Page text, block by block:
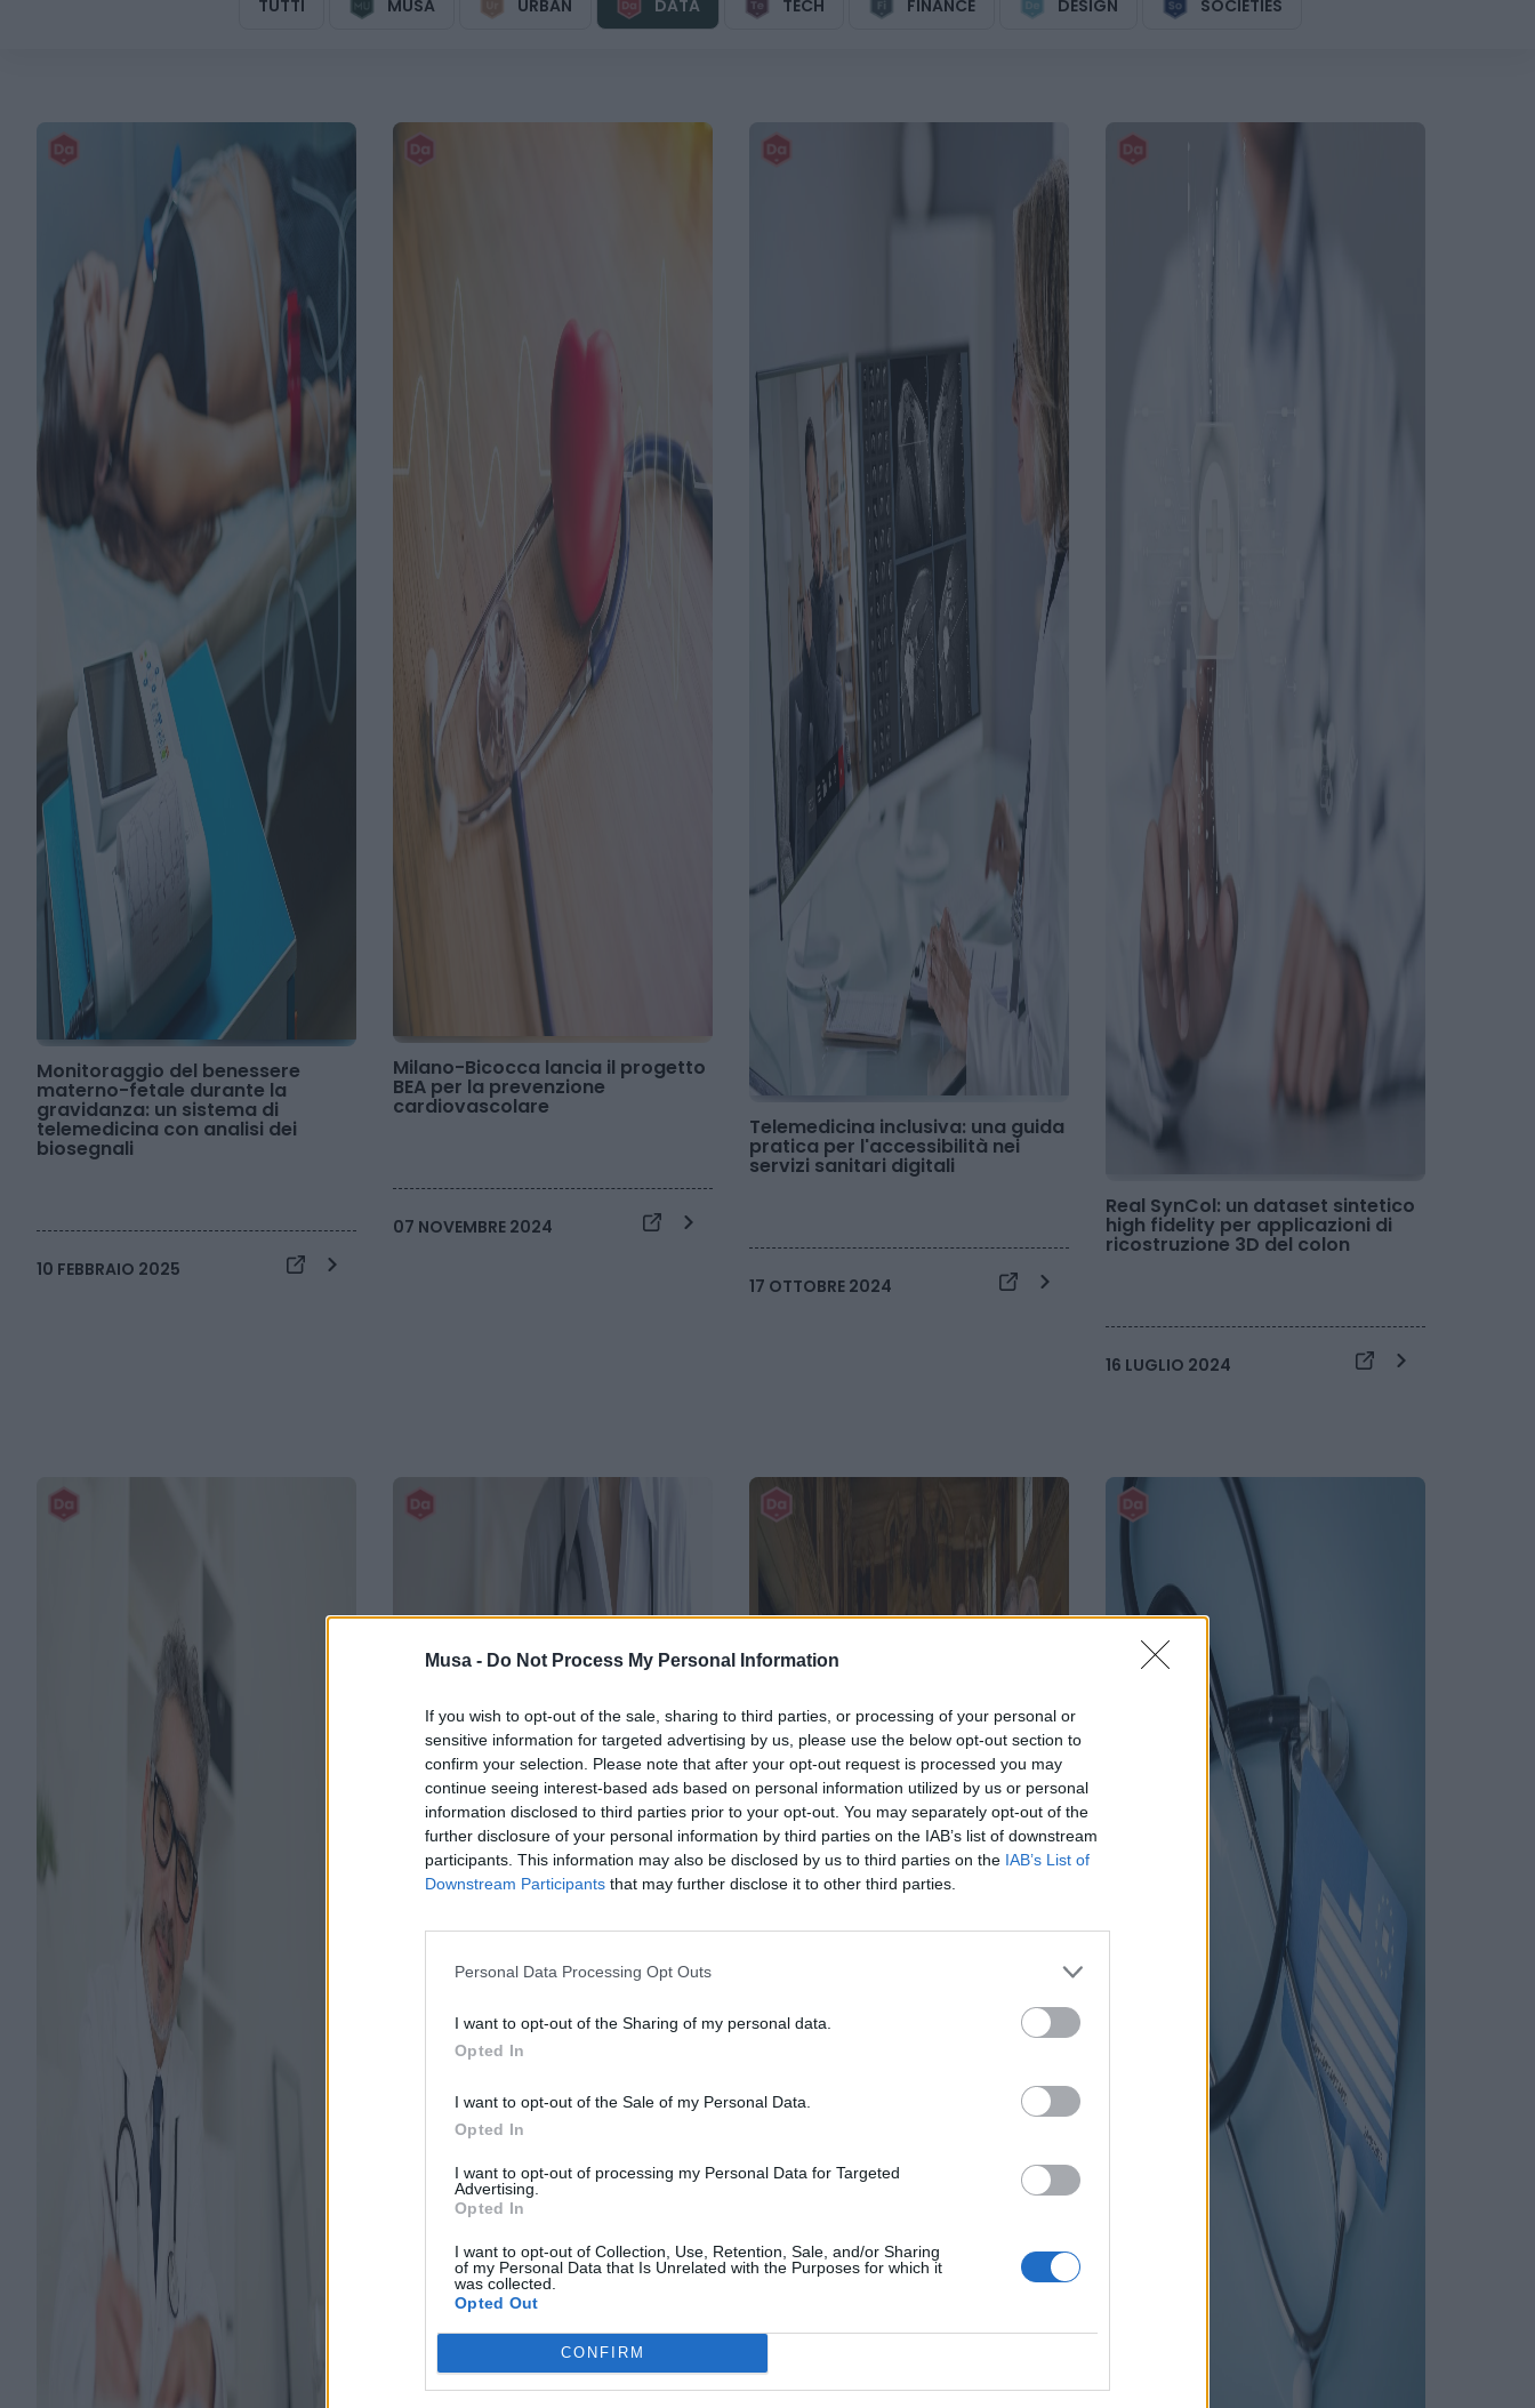
Musa - Do Not Process My Personal Information
If you wish to opt-out of the sale, sharing to third parties, or processing of your personal or
sensitive information for targeted advertising by us, please use the below opt-out section to
confirm your selection. Please note that after your opt-out request is processed you may
continue seeing interest-based ads based on personal information utilized by us or personal
information disclosed to third parties prior to your opt-out. You may separately opt-out of the
further disclosure of your personal information by third parties on the IAB’s list of downstream
participants. This information may also be disclosed by us to third parties on the IAB’s List of
Downstream Participants that may further disclose it to other third parties.
Personal Data Processing Opt Outs
I want to opt-out of the Sharing of my personal data.
Opted In
I want to opt-out of the Sale of my Personal Data.
Opted In
I want to opt-out of processing my Personal Data for Targeted
Advertising.
Opted In
I want to opt-out of Collection, Use, Retention, Sale, and/or Sharing
of my Personal Data that Is Unrelated with the Purposes for which it
was collected.
Opted Out
CONFIRM
TUTTI MUSA URBAN DATA TECH FINANCE DESIGN SOCIETIES
Monitoraggio del benessere
materno-fetale durante la
gravidanza: un sistema di
telemedicina con analisi dei
biosegnali
10 FEBBRAIO 2025
Milano-Bicocca lancia il progetto
BEA per la prevenzione
cardiovascolare
07 NOVEMBRE 2024
Telemedicina inclusiva: una guida
pratica per l'accessibilità nei
servizi sanitari digitali
17 OTTOBRE 2024
Real SynCol: un dataset sintetico
high fidelity per applicazioni di
ricostruzione 3D del colon
16 LUGLIO 2024